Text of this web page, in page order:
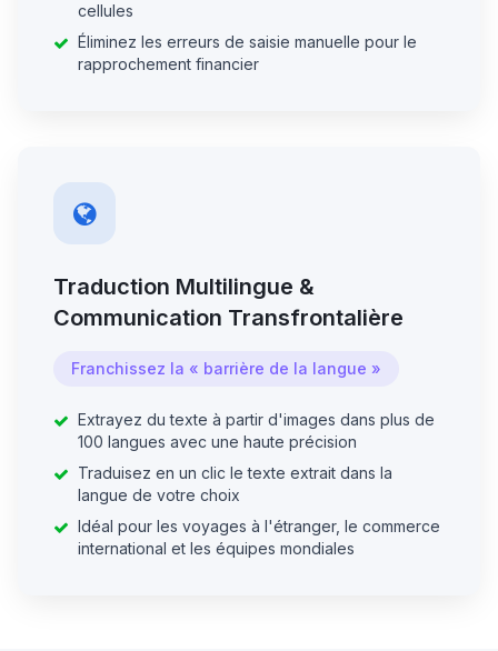
cellules
Éliminez les erreurs de saisie manuelle pour le
rapprochement financier
Traduction Multilingue &
Communication Transfrontalière
Franchissez la « barrière de la langue »
Extrayez du texte à partir d'images dans plus de
100 langues avec une haute précision
Traduisez en un clic le texte extrait dans la
langue de votre choix
Idéal pour les voyages à l'étranger, le commerce
international et les équipes mondiales